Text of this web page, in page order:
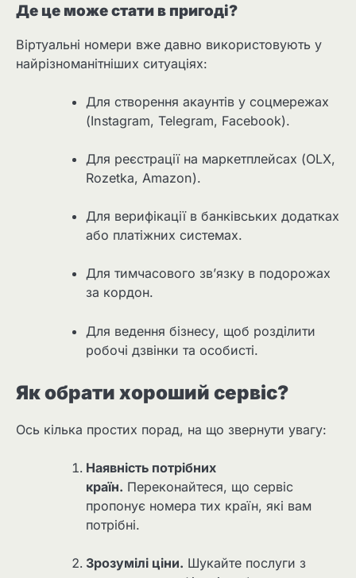
Де це може стати в пригоді?
Віртуальні номери вже давно використовують у
найрізноманітніших ситуаціях:
Для створення акаунтів у соцмережах
(Instagram, Telegram, Facebook).
Для реєстрації на маркетплейсах (OLX,
Rozetka, Amazon).
Для верифікації в банківських додатках
або платіжних системах.
Для тимчасового зв’язку в подорожах
за кордон.
Для ведення бізнесу, щоб розділити
робочі дзвінки та особисті.
Як обрати хороший сервіс?
Ось кілька простих порад, на що звернути увагу:
Наявність потрібних
країн. Переконайтеся, що сервіс
пропонує номера тих країн, які вам
потрібні.
Зрозумілі ціни. Шукайте послуги з